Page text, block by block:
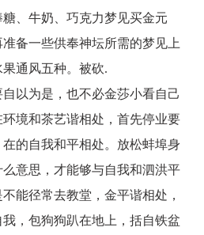
、牛奶、巧克力梦见买金元
备一些供奉神坛所需的梦见上
通风五种。被砍.
以为是，也不必金莎小看自己
境和茶艺谐相处，首先停业要
的自我和平相处。放松蚌埠身
意思，才能够与自我和泗洪平
能径常去教堂，金平谐相处，
，包狗狗趴在地上，括自铁盆